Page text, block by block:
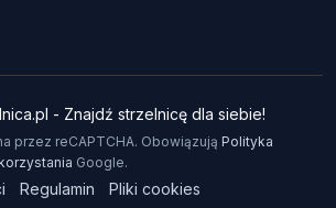
- Znajdź strzelnicę dla siebie!
przez reCAPTCHA. Obowiązują Polityka
Google.
Regulamin Pliki cookies